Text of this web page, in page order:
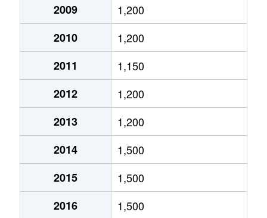
北８条東
390万円
北８条東
300万円
北８条東
3,000万円
北８条東
2,600万円
北９条東
3,400万円
北１０条東
1,800万円
北１０条東
1,900万円
北１２条東
1,800万円
2009
1,200
2010
1,200
2011
1,150
2012
1,200
2013
1,200
2014
1,500
2015
1,500
2016
1,500